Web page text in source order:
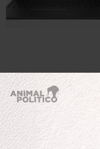
Se escucharon las
la pirotecnia, al
Los ¡vivas! que